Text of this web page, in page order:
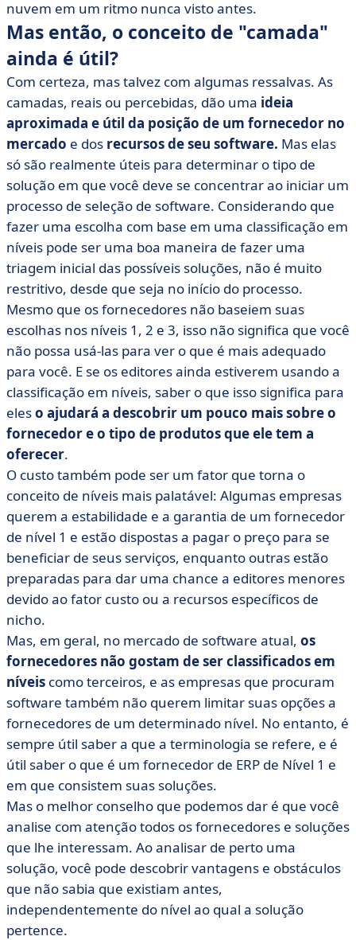
nuvem em um ritmo nunca visto antes.
Mas então, o conceito de "camada"
ainda é útil?
Com certeza, mas talvez com algumas ressalvas. As
camadas, reais ou percebidas, dão uma ideia
aproximada e útil da posição de um fornecedor no
mercado e dos recursos de seu software. Mas elas
só são realmente úteis para determinar o tipo de
solução em que você deve se concentrar ao iniciar um
processo de seleção de software. Considerando que
fazer uma escolha com base em uma classificação em
níveis pode ser uma boa maneira de fazer uma
triagem inicial das possíveis soluções, não é muito
restritivo, desde que seja no início do processo.
Mesmo que os fornecedores não baseiem suas
escolhas nos níveis 1, 2 e 3, isso não significa que você
não possa usá-las para ver o que é mais adequado
para você. E se os editores ainda estiverem usando a
classificação em níveis, saber o que isso significa para
eleso ajudará a descobrir um pouco mais sobre o
fornecedor e o tipo de produtos que ele tem a
oferecer.
O custo também pode ser um fator que torna o
conceito de níveis mais palatável: Algumas empresas
querem a estabilidade e a garantia de um fornecedor
de nível 1 e estão dispostas a pagar o preço para se
beneficiar de seus serviços, enquanto outras estão
preparadas para dar uma chance a editores menores
devido ao fator custo ou a recursos específicos de
nicho.
Mas, em geral, no mercado de software atual, os
fornecedores não gostam de ser classificados em
níveis como terceiros, e as empresas que procuram
software também não querem limitar suas opções a
fornecedores de um determinado nível. No entanto, é
sempre útil saber a que a terminologia se refere, e é
útil saber o que é um fornecedor de ERP de Nível 1 e
em que consistem suas soluções.
Mas o melhor conselho que podemos dar é que você
analise com atenção todos os fornecedores e soluções
que lhe interessam. Ao analisar de perto uma
solução, você pode descobrir vantagens e obstáculos
que não sabia que existiam antes,
independentemente do nível ao qual a solução
pertence.